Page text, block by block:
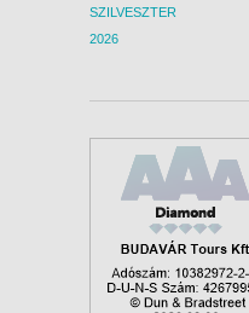
SZILVESZTER
2026